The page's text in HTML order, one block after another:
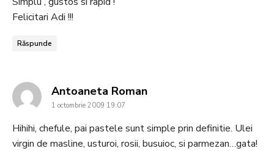
Felicitari Adi !!!
Răspunde
Antoaneta Romansays:
1 octombrie 2009 19:07
Hihihi, chefule, pai pastele sunt simple prin definitie. Ulei
virgin de masline, usturoi, rosii, busuioc, si parmezan…gata!